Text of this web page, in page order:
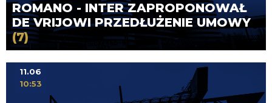
ROMANO - INTER ZAPROPONOWAŁ
DE VRIJOWI PRZEDŁUŻENIE UMOWY
(7)
11.06
10:53